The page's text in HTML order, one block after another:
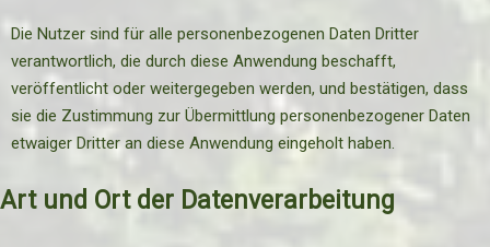
Die Nutzer sind für alle personenbezogenen Daten Dritter
verantwortlich, die durch diese Anwendung beschafft,
veröffentlicht oder weitergegeben werden, und bestätigen, dass
sie die Zustimmung zur Übermittlung personenbezogener Daten
etwaiger Dritter an diese Anwendung eingeholt haben.
Art und Ort der Datenverarbeitung